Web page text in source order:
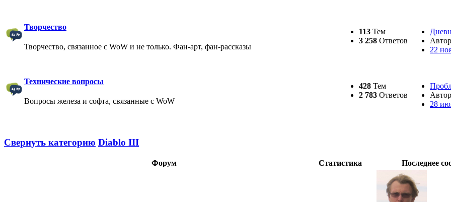
Творчество
Творчество, связанное с WoW и не только. Фан-арт, фан-рассказы
113 Тем
3 258 Ответов
22
Технические вопросы
Вопросы железа и софта, связанные с WoW
428 Тем
2 783 Ответов
28
Свернуть категорию Diablo III
Форум Статистика Последнее